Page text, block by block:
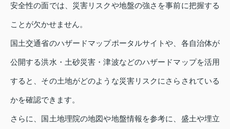
安全性の面では、災害リスクや地盤の強さを事前に把握する
ことが欠かせません。
国土交通省のハザードマップポータルサイトや、各自治体が
公開する洪水・土砂災害・津波などのハザードマップを活用
すると、その土地がどのような災害リスクにさらされている
かを確認できます。
さらに、国土地理院の地図や地盤情報を参考に、盛土や埋立